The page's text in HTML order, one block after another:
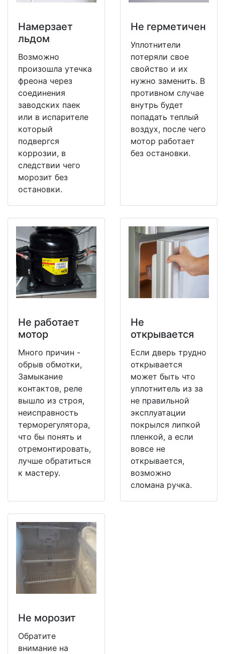
Намерзает
льдом
Возможно
произошла утечка
фреона через
соединения
заводских паек
или в испарителе
который
подвергся
коррозии, в
следствии чего
морозит без
остановки.
Не герметичен
Уплотнители
потеряли свое
свойство и их
нужно заменить. В
противном случае
внутрь будет
попадать теплый
воздух, после чего
мотор работает
без остановки.
Не работает
мотор
Много причин -
обрыв обмотки,
Замыкание
контактов, реле
вышло из строя,
неисправность
терморегулятора,
что бы понять и
отремонтировать,
лучше обратиться
к мастеру.
Не
открывается
Если дверь трудно
открывается
может быть что
уплотнитель из за
не правильной
эксплуатации
покрылся липкой
пленкой, а если
вовсе не
открывается,
возможно
сломана ручка.
Не морозит
Обратите
внимание на